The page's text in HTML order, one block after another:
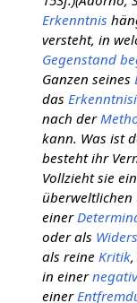
Erkenntnis
versteht, in
Gegenstand
Ganzen seines
das
nach der
kann. Was ist
besteht ihr
Vollzieht sie
überweltlichen
einer
oder als
als reine Kritik
in einer
einer